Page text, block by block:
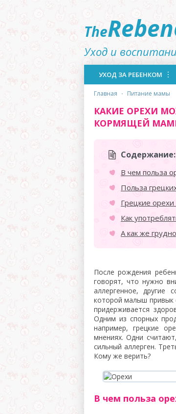
The
Уход и
УХОД ЗА РЕБЕНКОМ
главная · питание мамы
КАКИЕ ОРЕХИ
КОРМЯЩЕЙ
Содержание:
В чем польза
Польза
Грецкие орехи
Как
А как же
После рождения
говорят, что нужно
аллергенное, другие
которой малыш привык
придерживается
Одним из спорных
например, грецкие
мнениях. Одни
сильный аллерген.
Кому же верить?
В чем польза